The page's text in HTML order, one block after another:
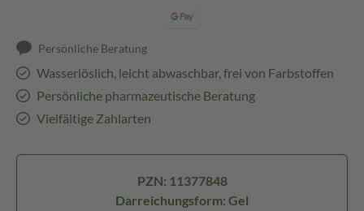
Persönliche Beratung
Wasserlöslich, leicht abwaschbar, frei von Farbstoffen
Persönliche pharmazeutische Beratung
Vielfältige Zahlarten
PZN: 11377848
Darreichungsform: Gel